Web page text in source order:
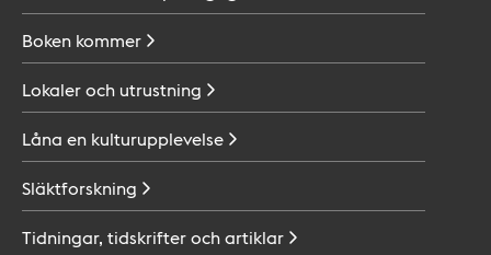
Boken kommer
Lokaler och utrustning
Låna en kulturupplevelse
Släktforskning
Tidningar, tidskrifter ochartiklar